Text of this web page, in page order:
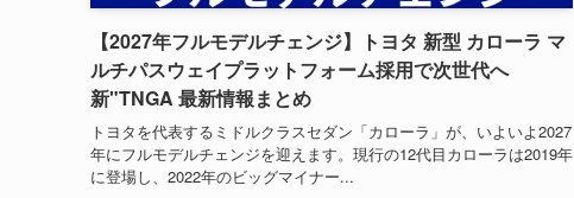
【2027年フルモデルチェンジ】トヨタ 新型 カローラ マ
ルチパスウェイプラットフォーム採用で次世代へ
新"TNGA 最新情報まとめ
トヨタを代表するミドルクラスセダン「カローラ」が、いよいよ2027
年にフルモデルチェンジを迎えます。現行の12代目カローラは2019年
に登場し、2022年のビッグマイナー...